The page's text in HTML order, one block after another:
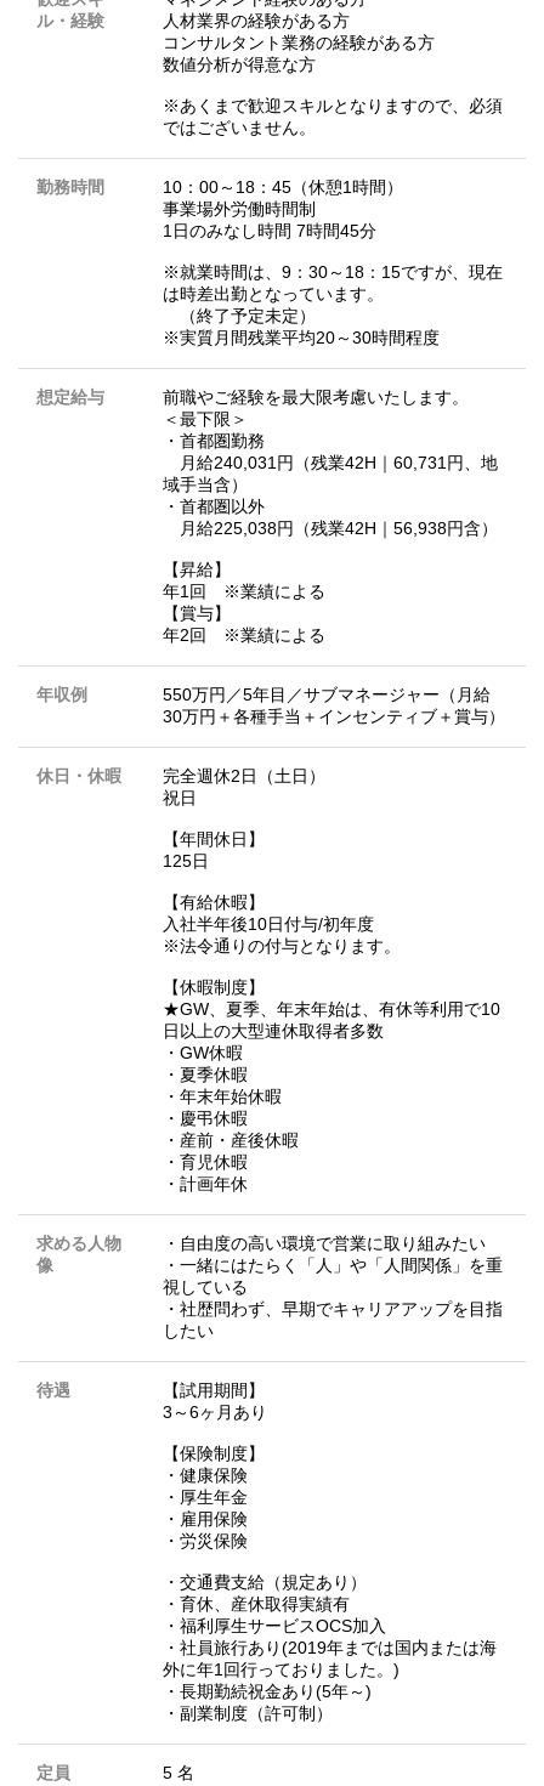
ル・経験
人材業界の経験がある方
コンサルタント業務の経験がある方
数値分析が得意な方
※あくまで歓迎スキルとなりますので、必須
ではございません。
勤務時間
10：00～18：45（休憩1時間）
事業場外労働時間制
1日のみなし時間 7時間45分
※就業時間は、9：30～18：15ですが、現在
は時差出勤となっています。
（終了予定未定）
※実質月間残業平均20～30時間程度
想定給与
前職やご経験を最大限考慮いたします。
＜最下限＞
・首都圏勤務
月給240,031円（残業42H｜60,731円、地
域手当含）
・首都圏以外
月給225,038円（残業42H｜56,938円含）
【昇給】
年1回 ※業績による
【賞与】
年2回 ※業績による
年収例
550万円／5年目／サブマネージャー（月給
30万円＋各種手当＋インセンティブ＋賞与）
休日・休暇
完全週休2日（土日）
祝日
【年間休日】
125日
【有給休暇】
入社半年後10日付与/初年度
※法令通りの付与となります。
【休暇制度】
★GW、夏季、年末年始は、有休等利用で10
日以上の大型連休取得者多数
・GW休暇
・夏季休暇
・年末年始休暇
・慶弔休暇
・産前・産後休暇
・育児休暇
・計画年休
求める人物
像
・自由度の高い環境で営業に取り組みたい
・一緒にはたらく「人」や「人間関係」を重
視している
・社歴問わず、早期でキャリアアップを目指
したい
待遇
【試用期間】
3～6ヶ月あり
【保険制度】
・健康保険
・厚生年金
・雇用保険
・労災保険
・交通費支給（規定あり）
・育休、産休取得実績有
・福利厚生サービスOCS加入
・社員旅行あり(2019年までは国内または海
外に年1回行っておりました。)
・長期勤続祝金あり(5年～)
・副業制度（許可制）
定員 5 名